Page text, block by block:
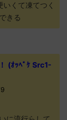
くて凍てつく
きる
(ｵｯﾍﾟｹ Src1-